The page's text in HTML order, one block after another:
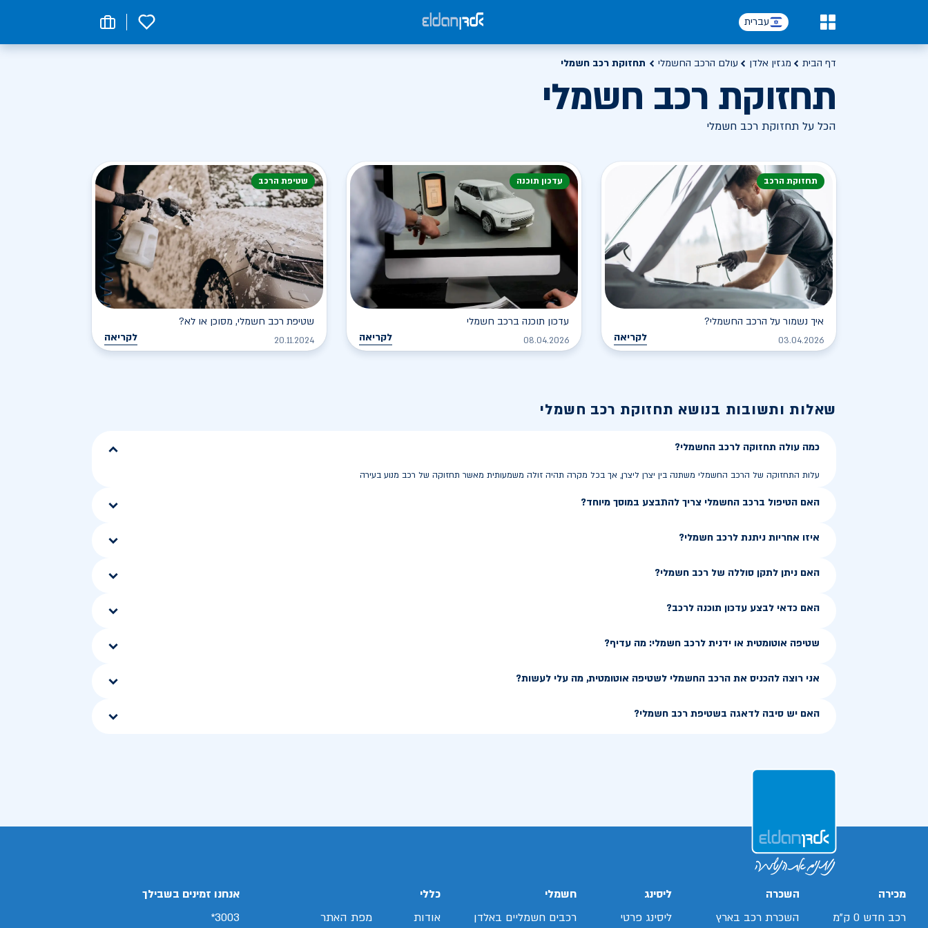
עברית 0
דף הבית מגזין אלדן עולם הרכב החשמלי תחזוקת רכב חשמלי
תחזוקת רכב חשמלי
הכל על תחזוקת רכב חשמלי
תחזוקת הרכב
איך נשמור על הרכב החשמלי?
03.04.2026 לקריאה
עדכון תוכנה
עדכון תוכנה ברכב חשמלי
08.04.2026 לקריאה
שטיפת הרכב
שטיפת רכב חשמלי, מסוכן או לא?
20.11.2024 לקריאה
שאלות ותשובות בנושא תחזוקת רכב חשמלי
כמה עולה תחזוקה לרכב החשמלי?
עלות התחזוקה של הרכב החשמלי משתנה בין יצרן ליצרן, אך בכל מקרה תהיה זולה משמעותית מאשר תחזוקה של רכב מנוע בעירה
האם הטיפול ברכב החשמלי צריך להתבצע במוסך מיוחד?
איזו אחריות ניתנת לרכב חשמלי?
האם ניתן לתקן סוללה של רכב חשמלי?
האם כדאי לבצע עדכון תוכנה לרכב?
שטיפה אוטומטית או ידנית לרכב חשמלי: מה עדיף?
אני רוצה להכניס את הרכב החשמלי לשטיפה אוטומטית, מה עלי לעשות?
האם יש סיבה לדאגה בשטיפת רכב חשמלי?
מכירה
רכב חדש 0 ק"מ
השכרה
השכרת רכב בארץ
ליסינג
ליסינג פרטי
חשמלי
רכבים חשמליים באלדן
כללי
אודות
מפת האתר
אנחנו זמינים בשבילך
3003*